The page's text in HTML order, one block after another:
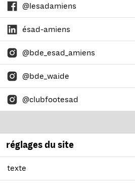
@lesadamiens
ésad-amiens
@bde_esad_amiens
@bde_waide
@clubfootesad
réglages du site
texte